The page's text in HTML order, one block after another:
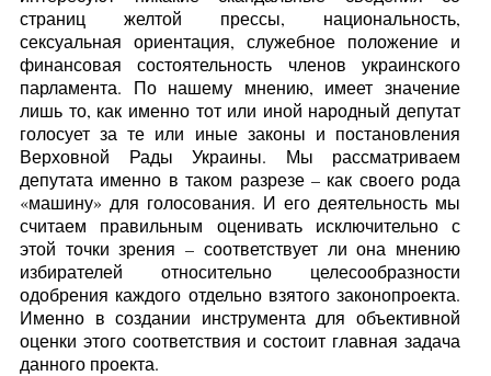
страниц желтой прессы, национальность,
сексуальная ориентация, служебное положение и
финансовая состоятельность членов украинского
парламента. По нашему мнению, имеет значение
лишь то, как именно тот или иной народный депутат
голосует за те или иные законы и постановления
Верховной Рады Украины. Мы рассматриваем
депутата именно в таком разрезе – как своего рода
«машину» для голосования. И его деятельность мы
считаем правильным оценивать исключительно с
этой точки зрения – соответствует ли она мнению
избирателей относительно целесообразности
одобрения каждого отдельно взятого законопроекта.
Именно в создании инструмента для объективной
оценки этого соответствия и состоит главная задача
данного проекта.